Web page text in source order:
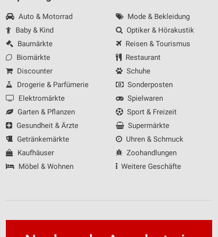
Auto & Motorrad
Baby & Kind
Baumärkte
Biomärkte
Discounter
Drogerie & Parfümerie
Elektromärkte
Garten & Pflanzen
Gesundheit & Ärzte
Getränkemärkte
Kaufhäuser
Möbel & Wohnen
Mode & Bekleidung
Optiker & Hörakustik
Reisen & Tourismus
Restaurant
Schuhe
Sonderposten
Spielwaren
Sport & Freizeit
Supermärkte
Uhren & Schmuck
Zoohandlungen
Weitere Geschäfte